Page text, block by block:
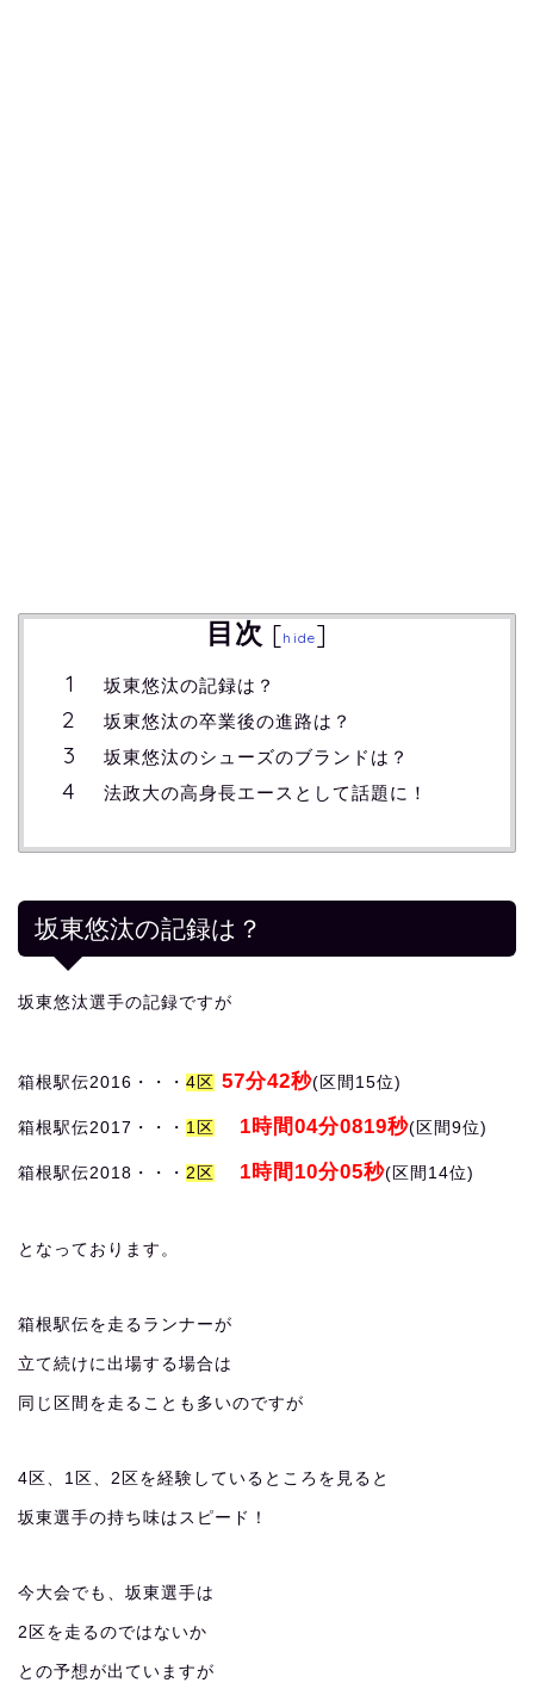
目次 [hide]
坂東悠汰の記録は？
坂東悠汰の卒業後の進路は？
坂東悠汰のシューズのブランドは？
法政大の高身長エースとして話題に！
坂東悠汰の記録は？
坂東悠汰選手の記録ですが
箱根駅伝2016・・・ 4区 57分42秒(区間15位)
箱根駅伝2017・・・ 1区 1時間04分0819秒(区間9位)
箱根駅伝2018・・・ 2区 1時間10分05秒(区間14位)
となっております。
箱根駅伝を走るランナーが
立て続けに出場する場合は
同じ区間を走ることも多いのですが
4区、1区、2区を経験しているところを見ると
坂東選手の持ち味はスピード！
今大会でも、坂東選手は
2区を走るのではないか
との予想が出ていますが